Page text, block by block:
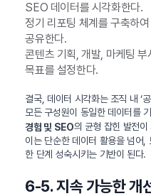
SEO 데이터를 시각화한다.
정기 리포팅 체계를 구축하
공유한다.
콘텐츠 기획, 개발, 마케팅
목표를 설정한다.
결국, 데이터 시각화는 조직 내 ‘
모든 구성원이 동일한 데이터를
경험 및 SEO의 균형 잡힌 발전이
이는 단순한 데이터 활용을 넘어,
한 단계 성숙시키는 기반이 된다.
6-5. 지속 가능한 개